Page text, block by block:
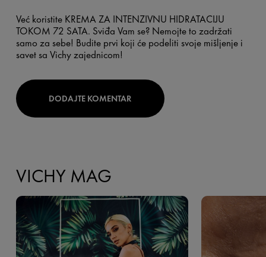
Već koristite KREMA ZA INTENZIVNU HIDRATACIJU
TOKOM 72 SATA. Sviđa Vam se? Nemojte to zadržati
samo za sebe! Budite prvi koji će podeliti svoje mišljenje i
savet sa Vichy zajednicom!
DODAJTE KOMENTAR
VICHY MAG